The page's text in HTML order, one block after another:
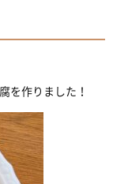
を作りました！